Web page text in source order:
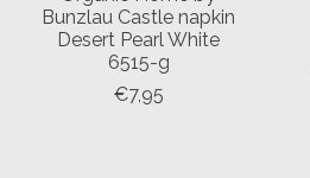
Bunzlau Castle napkin
Desert Pearl White
6515-g
€7,95